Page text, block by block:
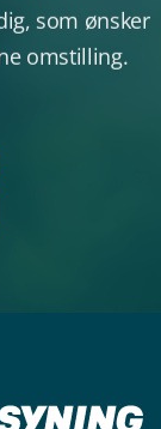
som ønsker
omstilling.